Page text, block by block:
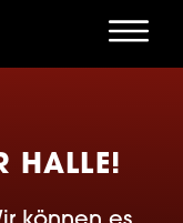
HALLE!